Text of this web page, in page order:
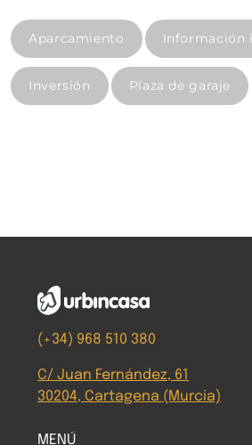
Aparcamiento Información
Inversión Plaza de garaje
(+34) 968 510 380
C/ Juan Fernández, 61
30204, Cartagena (Murcia)
MENÚ